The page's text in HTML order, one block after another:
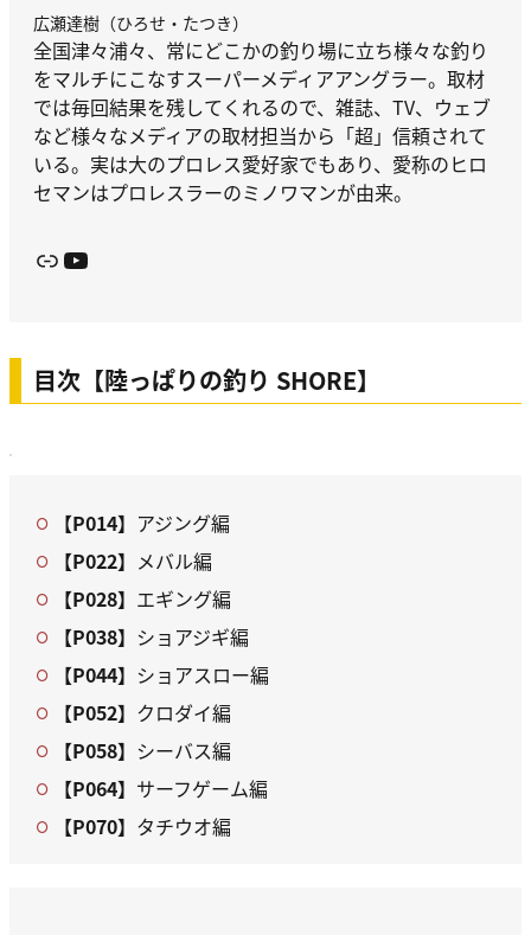
広瀬達樹（ひろせ・たつき）
全国津々浦々、常にどこかの釣り場に立ち様々な釣り
をマルチにこなすスーパーメディアアングラー。取材
では毎回結果を残してくれるので、雑誌、TV、ウェブ
など様々なメディアの取材担当から「超」信頼されて
いる。実は大のプロレス愛好家でもあり、愛称のヒロ
セマンはプロレスラーのミノワマンが由来。
リンクYouTube
目次【陸っぱりの釣り SHORE】
【P014】 アジング編
【P022】 メバル編
【P028】 エギング編
【P038】 ショアジギ編
【P044】 ショアスロー編
【P052】 クロダイ編
【P058】 シーバス編
【P064】 サーフゲーム編
【P070】 タチウオ編